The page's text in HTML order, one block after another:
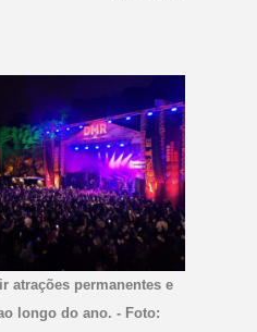
atrações permanentes e
longo do ano. - Foto: